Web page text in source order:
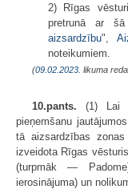
2) Rīgas
pretrunā ar
aizsardzību",
noteikumiem.
(09.02.2023 . likuma
10.pants. (1) Lai
pieņemšanu
tā aizsardzības
izveidota Rīgas
(turpmāk —
ierosinājuma) un